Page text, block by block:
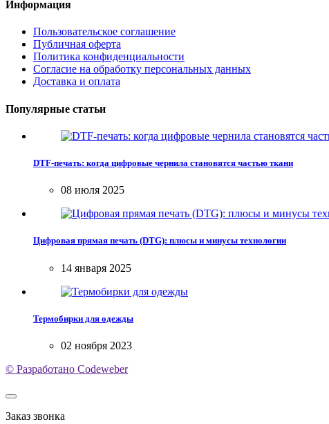
Информация
Пользовательское соглашение
Публичная оферта
Политика конфиденциальности
Согласие на обработку персональных данных
Доставка и оплата
Популярные статьи
DTF-печать: когда цифровые чернила становятся частью ткани
08 июля 2025
Цифровая прямая печать (DTG): плюсы и минусы технологии
14 января 2025
Термобирки для одежды
02 ноября 2023
© Разработано Codeweber
Заказ звонка